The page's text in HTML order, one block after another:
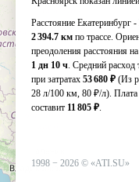
Расстояние Екатеринбург
2 394.7 км по трассе.
преодоления расстояния
1 дн 10 ч. Средний расход
при затратах 53 680 ₽ (Из
28 л/100 км, 80 ₽/л).
составит 11 805 ₽.
1998 − 2026 © «ATI.SU»